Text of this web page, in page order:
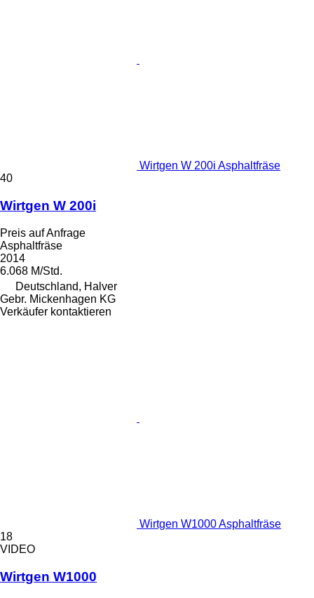
Wirtgen W 200i Asphaltfräse
40
Wirtgen W 200i
Preis auf Anfrage
Asphaltfräse
2014
6.068 M/Std.
Deutschland, Halver
Gebr. Mickenhagen KG
Verkäufer kontaktieren
Wirtgen W1000 Asphaltfräse
18
VIDEO
Wirtgen W1000